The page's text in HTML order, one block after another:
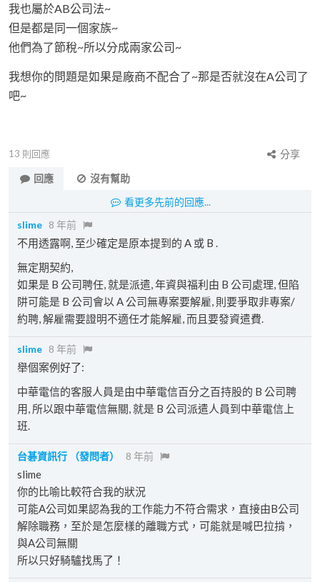
我也屬於AB公司法~
但是都是同一個家族~
他們為了節稅~所以分成兩家公司~
我想你的問題是如果是廠商不配合了~那是否就沒在A公司了
吧~
13 則回應
分享
回應
沒有幫助
看更多先前的回應...
slime 8 年前
不用透露啊, 至少確定是原本提到的 A 或 B .
無定期契約,
如果是 B 公司聘任, 就是派遣, 年資與福利由 B 公司處理, 但陷
阱可能是 B 公司會以 A 公司無專案要解雇, 則要爭取非專案/
約聘, 解雇需要證明不適任才能解雇, 而且要發資遣費.
slime 8 年前
舉個案例好了:
中華電信的客服人員是由中華電信百分之百持股的 B 公司聘
用, 所以跟中華電信無關, 就是 B 公司派遣人員到中華電信上
班.
台碁資訊行 （發問者） 8 年前
slime
你的比喻比較符合我的狀況
可能A公司如果認為我的工作能力不符合需求，直接由B公司
解除職務，至於是怎麼樣的離職方式，可能就是喊巴拉掯，
與A公司無關
所以只好騎驢找馬了！